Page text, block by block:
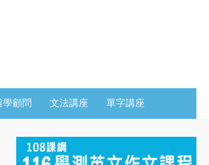
學顧問 文法講座 單字講座